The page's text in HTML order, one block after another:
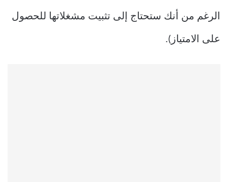
الرغم من أنك ستحتاج إلى تثبيت مشغلاتها للحصول
على الامتياز).